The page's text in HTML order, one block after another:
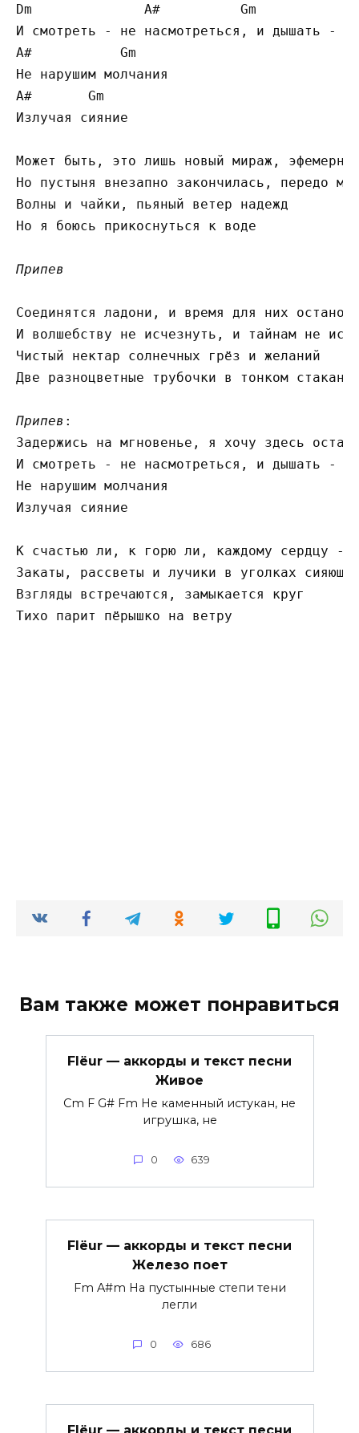
Dm              A#          Gm
И смотреть - не насмотреться, и дышать -
A#           Gm
Не нарушим молчания
A#       Gm
Излучая сияние
Может быть, это лишь новый мираж,
Но пустыня внезапно закончилась, передо
Волны и чайки, пьяный ветер надежд
Но я боюсь прикоснуться к воде
Припев
Соединятся ладони, и время для них
И волшебству не исчезнуть, и тайнам не
Чистый нектар солнечных грёз и желаний
Две разноцветные трубочки в тонком стакане
Припев :
Задержись на мгновенье, я хочу здесь
И смотреть - не насмотреться, и дышать -
Не нарушим молчания
Излучая сияние
К счастью ли, к горю ли, каждому сердцу -
Закаты, рассветы и лучики в уголках
Взгляды встречаются, замыкается круг
Тихо парит пёрышко на ветру
Вам также может понравиться
Flëur — аккорды и текст песни
Живое
Cm F G# Fm Не каменный истукан, не
игрушка, не
0 639
Flëur — аккорды и текст песни
Железо поет
Fm A#m На пустынные степи тени
легли
0 686